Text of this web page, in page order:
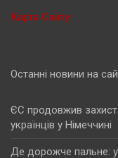
Карта Сайту
Останні новини на
ЄС продовжив
українців у Німеччині
Де дорожче пальне: